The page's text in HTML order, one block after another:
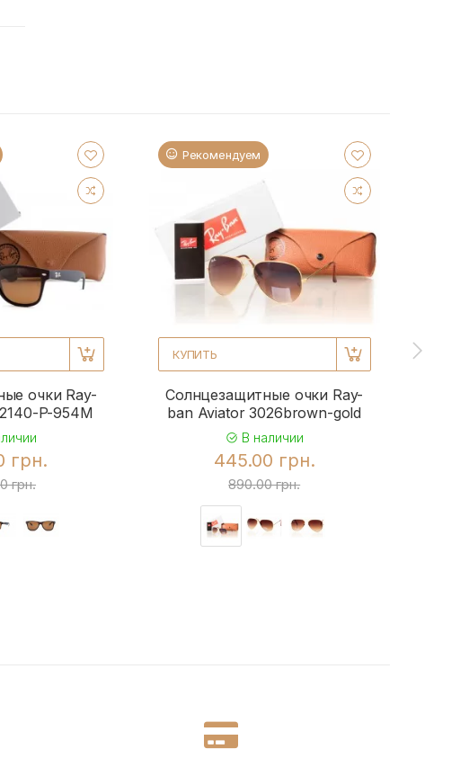
очки Ray-
P-954M
грн.
грн.
Рекомендуем
КУПИТЬ
Солнцезащитные очки Ray-
ban Aviator 3026brown-gold
В наличии
445.00 грн.
890.00 грн.